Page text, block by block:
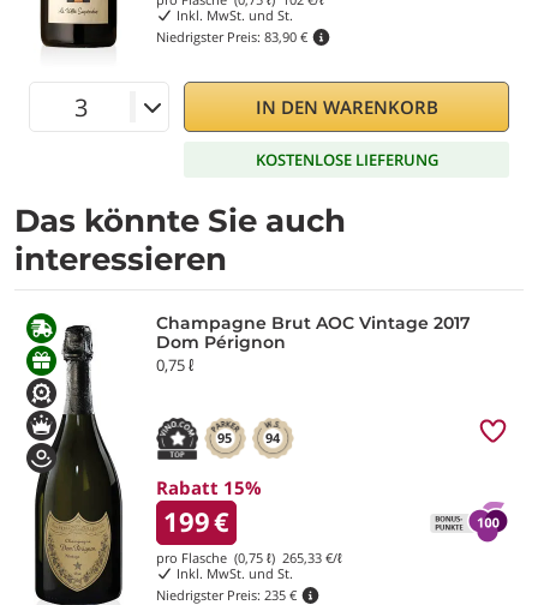
Inkl. MwSt. und St.
Niedrigster Preis: 83,90 €
IN DEN WARENKORB
KOSTENLOSE LIEFERUNG
Das könnte Sie auch
interessieren
Champagne Brut AOC Vintage 2017
Dom Pérignon
0,75 ℓ
95 94
Rabatt 15%
199€
pro Flasche (0,75 ℓ) 265,33 €/ℓ
Inkl. MwSt. und St.
Niedrigster Preis: 235 €